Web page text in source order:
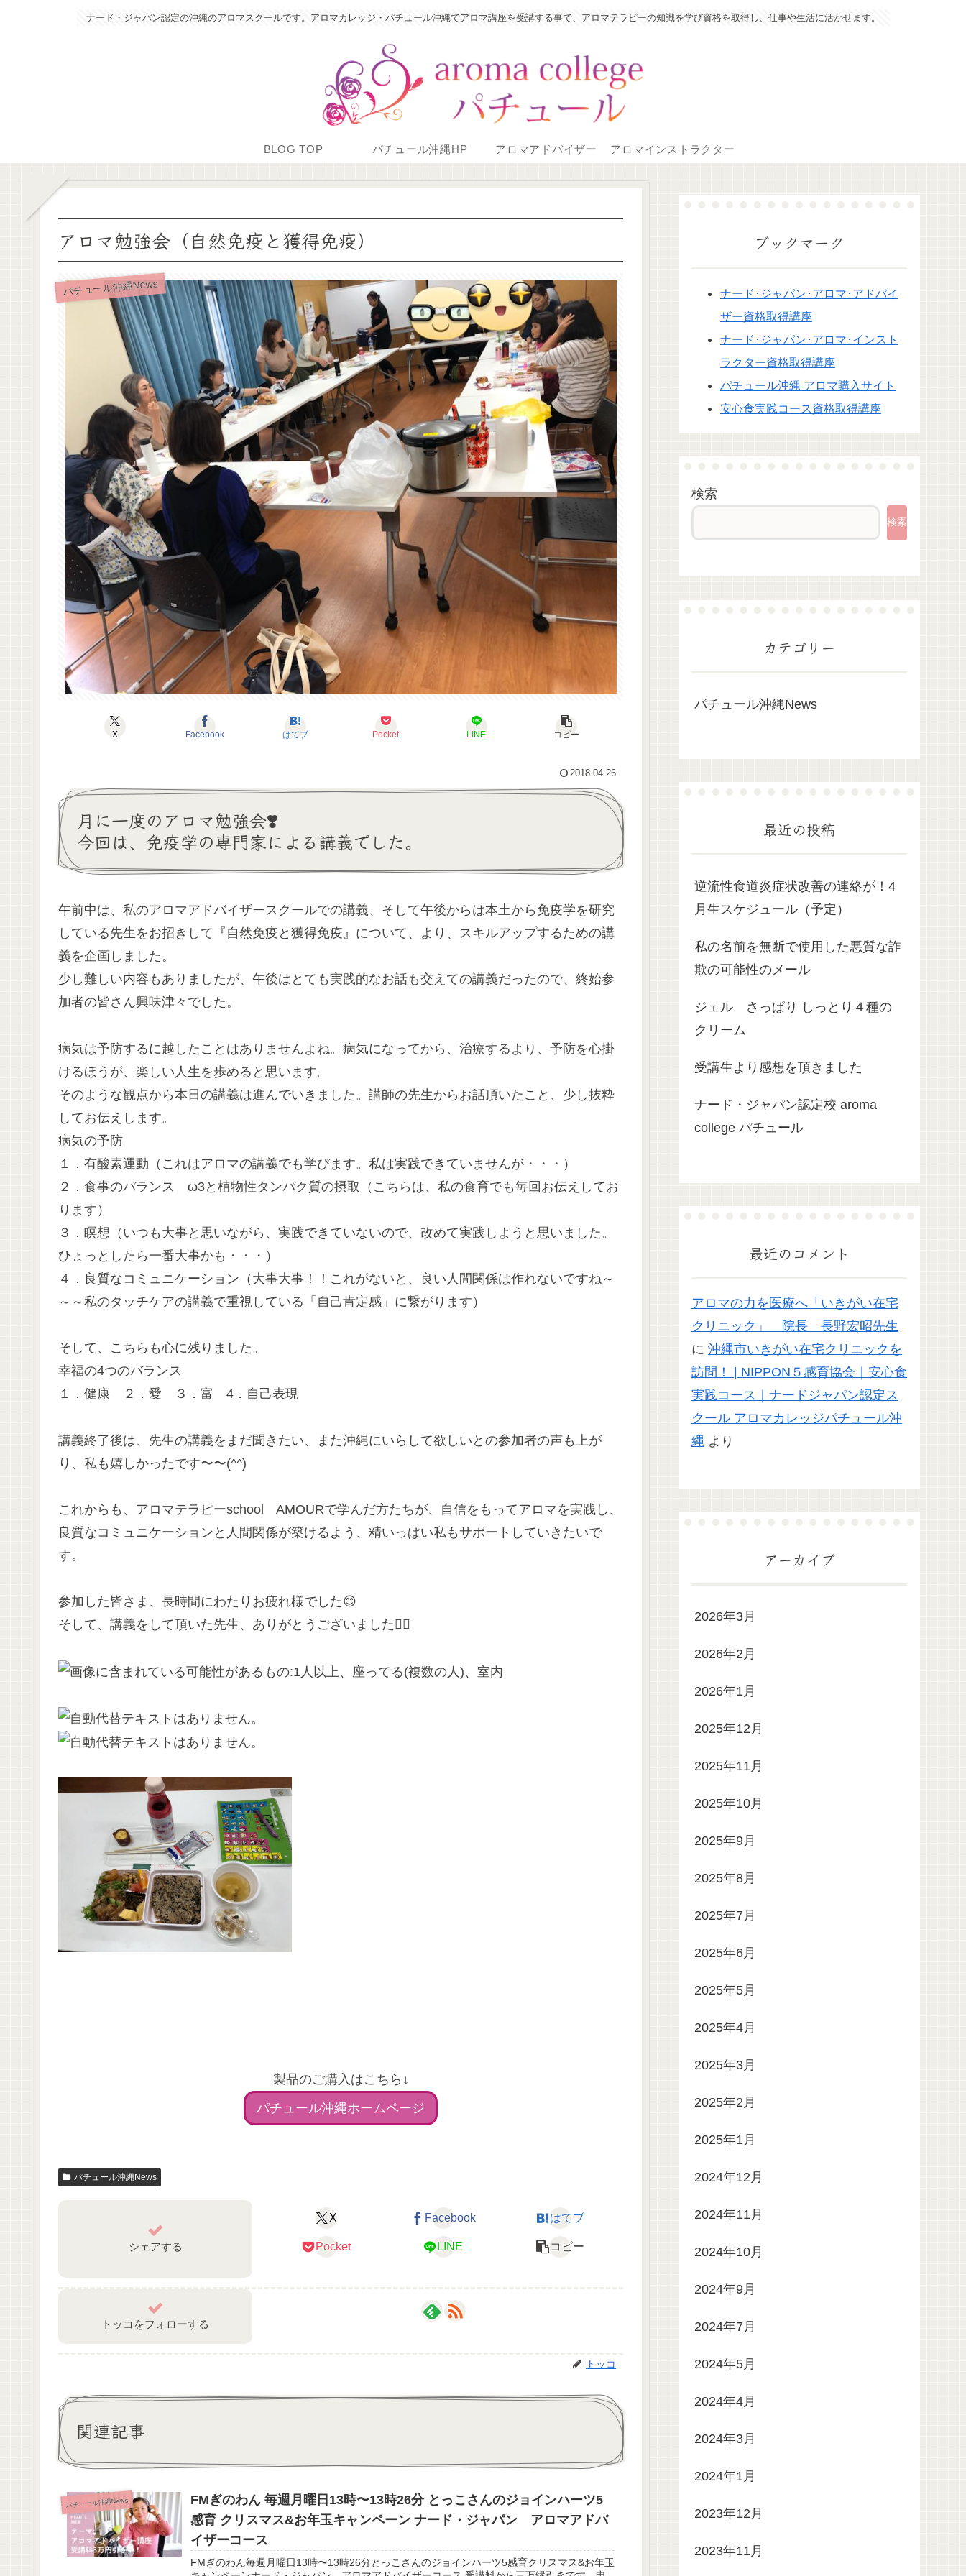
ナード・ジャパン認定の沖縄のアロマスクールです。アロマカレッジ・パチュール沖縄でアロマ講座を受講する事で、アロマテラピーの知識を学び資格を取得し、仕事や生活に活かせます。
BLOG TOP パチュール沖縄HP アロマアドバイザー アロマインストラクター
アロマ勉強会（自然免疫と獲得免疫）
パチュール沖縄News
X Facebook はてブ Pocket LINE コピー
2018.04.26
月に一度のアロマ勉強会❣️
今回は、免疫学の専門家による講義でした。
午前中は、私のアロマアドバイザースクールでの講義、そして午後からは本土から免疫学を研究
している先生をお招きして『自然免疫と獲得免疫』について、より、スキルアップするための講
義を企画しました。
少し難しい内容もありましたが、午後はとても実践的なお話も交えての講義だったので、終始参
加者の皆さん興味津々でした。
病気は予防するに越したことはありませんよね。病気になってから、治療するより、予防を心掛
けるほうが、楽しい人生を歩めると思います。
そのような観点から本日の講義は進んでいきました。講師の先生からお話頂いたこと、少し抜粋
してお伝えします。
病気の予防
１．有酸素運動（これはアロマの講義でも学びます。私は実践できていませんが・・・）
２．食事のバランス ω3と植物性タンパク質の摂取（こちらは、私の食育でも毎回お伝えしてお
ります）
３．瞑想（いつも大事と思いながら、実践できていないので、改めて実践しようと思いました。
ひょっとしたら一番大事かも・・・）
４．良質なコミュニケーション（大事大事！！これがないと、良い人間関係は作れないですね～
～～私のタッチケアの講義で重視している「自己肯定感」に繋がります）
そして、こちらも心に残りました。
幸福の4つのバランス
１．健康 ２．愛 ３．富 4．自己表現
講義終了後は、先生の講義をまだ聞きたい、また沖縄にいらして欲しいとの参加者の声も上が
り、私も嬉しかったです〜〜(^^)
これからも、アロマテラピーschool AMOURで学んだ方たちが、自信をもってアロマを実践し、
良質なコミュニケーションと人間関係が築けるよう、精いっぱい私もサポートしていきたいで
す。
参加した皆さま、長時間にわたりお疲れ様でした😊
そして、講義をして頂いた先生、ありがとうございました 🙇‍♀️
製品のご購入はこちら↓
パチュール沖縄ホームページ
パチュール沖縄News
シェアする
X Facebook はてブ
Pocket LINE コピー
トッコをフォローする
トッコ
関連記事
パチュール沖縄News
FMぎのわん 毎週月曜日13時〜13時26分 とっこさんのジョインハーツ5
感育 クリスマス&お年玉キャンペーン ナード・ジャパン アロマアドバ
イザーコース
FMぎのわん毎週月曜日13時〜13時26分とっこさんのジョインハーツ5感育クリスマス&お年玉
ブックマーク
ナード･ジャパン･アロマ･アドバイ
ザー資格取得講座
ナード･ジャパン･アロマ･インスト
ラクター資格取得講座
パチュール沖縄 アロマ購入サイト
安心食実践コース資格取得講座
検索
検索
カテゴリー
パチュール沖縄News
最近の投稿
逆流性食道炎症状改善の連絡が！4
月生スケジュール（予定）
私の名前を無断で使用した悪質な詐
欺の可能性のメール
ジェル さっぱり しっとり４種の
クリーム
受講生より感想を頂きました
ナード・ジャパン認定校 aroma
college パチュール
最近のコメント
アロマの力を医療へ「いきがい在宅
クリニック」 院長 長野宏昭先生
に 沖縄市いきがい在宅クリニックを
訪問！ | NIPPON５感育協会｜安心食
実践コース｜ナードジャパン認定ス
クール アロマカレッジパチュール沖
縄 より
アーカイブ
2026年3月
2026年2月
2026年1月
2025年12月
2025年11月
2025年10月
2025年9月
2025年8月
2025年7月
2025年6月
2025年5月
2025年4月
2025年3月
2025年2月
2025年1月
2024年12月
2024年11月
2024年10月
2024年9月
2024年7月
2024年5月
2024年4月
2024年3月
2024年1月
2023年12月
2023年11月